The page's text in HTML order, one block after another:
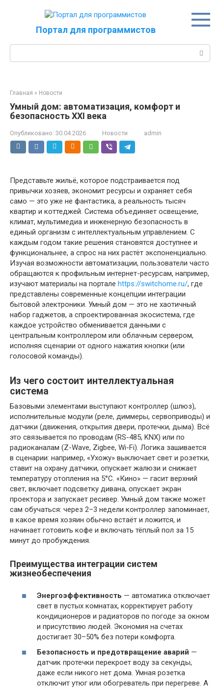
Портал для программистов
Главная » Новости
Умный дом: автоматизация, комфорт и
безопасность XXI века
Опубликовано: 30.04.2026 Новости admin
Представьте жильё, которое подстраивается под
привычки хозяев, экономит ресурсы и охраняет себя
само — это уже не фантастика, а реальность тысяч
квартир и коттеджей. Система объединяет освещение,
климат, мультимедиа и инженерную безопасность в
единый организм с интеллектуальным управлением. С
каждым годом такие решения становятся доступнее и
функциональнее, а спрос на них растёт экспоненциально.
Изучая возможности автоматизации, пользователи часто
обращаются к профильным интернет-ресурсам, например,
изучают материалы на портале https://switchome.ru/, где
представлены современные концепции интеграции
бытовой электроники. Умный дом — это не хаотичный
набор гаджетов, а спроектированная экосистема, где
каждое устройство обменивается данными с
центральным контроллером или облачным сервером,
исполняя сценарии от одного нажатия кнопки (или
голосовой команды).
Из чего состоит интеллектуальная
система
Базовыми элементами выступают контроллер (шлюз),
исполнительные модули (реле, диммеры, сервоприводы) и
датчики (движения, открытия двери, протечки, дыма). Всё
это связывается по проводам (RS-485, KNX) или по
радиоканалам (Z-Wave, Zigbee, Wi-Fi). Логика зашивается
в сценарии: например, «Ухожу» выключает свет и розетки,
ставит на охрану датчики, опускает жалюзи и снижает
температуру отопления на 5°C. «Кино» — гасит верхний
свет, включает подсветку дивана, опускает экран
проектора и запускает ресивер. Умный дом также может
сам обучаться: через 2–3 недели контроллер запоминает,
в какое время хозяин обычно встаёт и ложится, и
начинает готовить кофе и включать тёплый пол за 15
минут до пробуждения.
Преимущества интеграции систем
жизнеобеспечения
Энергоэффективность — автоматика отключает
свет в пустых комнатах, корректирует работу
кондиционеров и радиаторов по погоде за окном
и присутствию людей. Экономия на счетах
достигает 30–50% без потери комфорта.
Безопасность и предотвращение аварий —
датчик протечки перекроет воду за секунды,
даже если никого нет дома. Умная розетка
отключит утюг или обогреватель при перегреве. А